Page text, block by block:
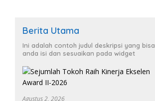
Berita Utama
Ini adalah contoh judul deskripsi yang bisa
anda isi dan sesuaikan pada widget
Agustus 2, 2026